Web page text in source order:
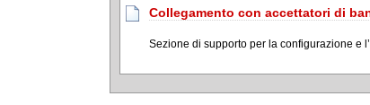
Collegamento con accettatori di
Sezione di supporto per la configurazione e